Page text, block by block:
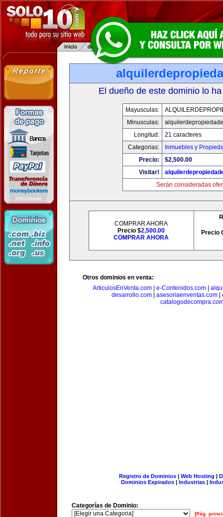
El dueño de este dominio lo
Mayusculas:
Minusculas:
Longitud:
21 caracteres
Categorias:
Inmuebles y
Precio:
$2,500.00
Visitar!
Serán consideradas
COMPRAR AHORA
Precio $2,500.00
COMPRAR AHORA
Precio
Otros dominios en venta:
ArticulosEnVenta.com| e-Contenidos.com|
desarrollo.com| asesoriaenventas.com|
Registro de Dominios| Web Hosting |
Dominios Expirados | Industrias |
Categorías de Dominio:
[Pág.